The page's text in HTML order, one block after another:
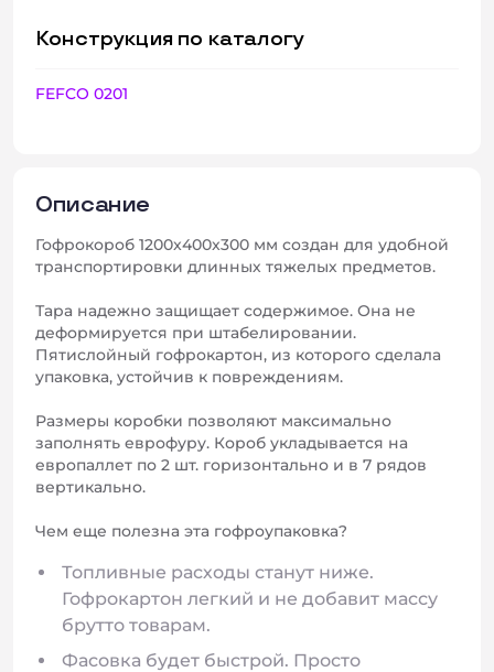
Конструкция по каталогу
FEFCO 0201
Описание
Гофрокороб 1200x400x300 мм создан для удобной
транспортировки длинных тяжелых предметов.
Тара надежно защищает содержимое. Она не
деформируется при штабелировании.
Пятислойный гофрокартон, из которого сделала
упаковка, устойчив к повреждениям.
Размеры коробки позволяют максимально
заполнять еврофуру. Короб укладывается на
европаллет по 2 шт. горизонтально и в 7 рядов
вертикально.
Чем еще полезна эта гофроупаковка?
Топливные расходы станут ниже.
Гофрокартон легкий и не добавит массу
брутто товарам.
Фасовка будет быстрой. Просто